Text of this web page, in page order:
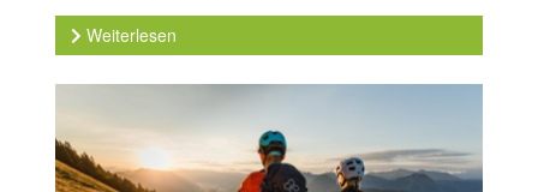
Weiterlesen